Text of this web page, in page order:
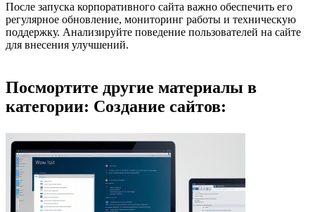
После запуска корпоративного сайта важно обеспечить его
регулярное обновление, мониторинг работы и техническую
поддержку. Анализируйте поведение пользователей на сайте
для внесения улучшений.
Посмортите другие материалы в
категории: Создание сайтов: